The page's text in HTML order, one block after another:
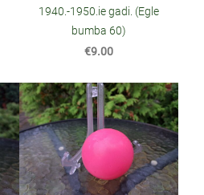
1940.-1950.ie gadi. (Egle
bumba 60)
€9.00